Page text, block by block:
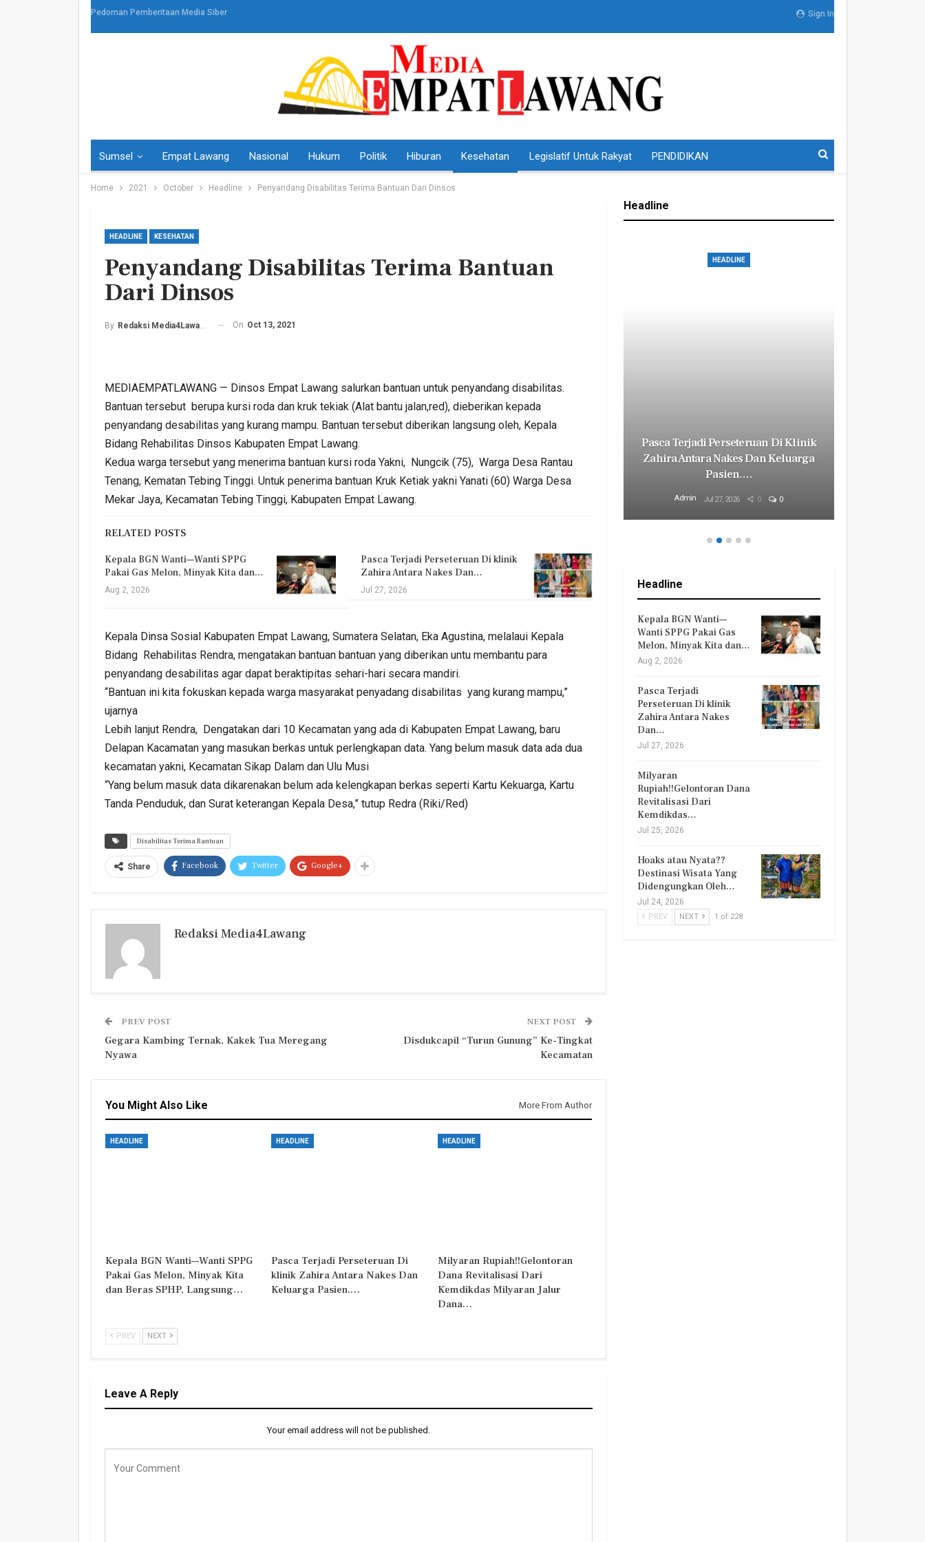
Sign In
Pedoman Pemberitaan Media Siber
Sumsel Empat Lawang Nasional Hukum Politik Hiburan Kesehatan Legislatif Untuk Rakyat PENDIDIKAN
Home 2021 October Headline Penyandang Disabilitas Terima Bantuan Dari Dinsos
HEADLINE KESEHATAN
Penyandang Disabilitas Terima Bantuan
Dari Dinsos
By Redaksi Media4Lawang On Oct 13, 2021
MEDIAEMPATLAWANG — Dinsos Empat Lawang salurkan bantuan untuk penyandang disabilitas.
Bantuan tersebut berupa kursi roda dan kruk tekiak (Alat bantu jalan,red), dieberikan kepada
penyandang desabilitas yang kurang mampu. Bantuan tersebut diberikan langsung oleh, Kepala
Bidang Rehabilitas Dinsos Kabupaten Empat Lawang.
Kedua warga tersebut yang menerima bantuan kursi roda Yakni, Nungcik (75), Warga Desa Rantau
Tenang, Kematan Tebing Tinggi. Untuk penerima bantuan Kruk Ketiak yakni Yanati (60) Warga Desa
Mekar Jaya, Kecamatan Tebing Tinggi, Kabupaten Empat Lawang.
RELATED POSTS
Kepala BGN Wanti—Wanti SPPG
Pakai Gas Melon, Minyak Kita dan…
Aug 2, 2026
Pasca Terjadi Perseteruan Di klinik
Zahira Antara Nakes Dan…
Jul 27, 2026
Kepala Dinsa Sosial Kabupaten Empat Lawang, Sumatera Selatan, Eka Agustina, melalaui Kepala
Bidang Rehabilitas Rendra, mengatakan bantuan bantuan yang diberikan untu membantu para
penyandang desabilitas agar dapat beraktipitas sehari-hari secara mandiri.
“Bantuan ini kita fokuskan kepada warga masyarakat penyadang disabilitas yang kurang mampu,”
ujarnya
Lebih lanjut Rendra, Dengatakan dari 10 Kecamatan yang ada di Kabupaten Empat Lawang, baru
Delapan Kacamatan yang masukan berkas untuk perlengkapan data. Yang belum masuk data ada dua
kecamatan yakni, Kecamatan Sikap Dalam dan Ulu Musi
“Yang belum masuk data dikarenakan belum ada kelengkapan berkas seperti Kartu Kekuarga, Kartu
Tanda Penduduk, dan Surat keterangan Kepala Desa,” tutup Redra (Riki/Red)
Disabilitas Terima Bantuan
Share Facebook Twitter Google+
Redaksi Media4Lawang
PREV POST
Gegara Kambing Ternak, Kakek Tua Meregang
Nyawa
NEXT POST
Disdukcapil “Turun Gunung” Ke-Tingkat
Kecamatan
You Might Also Like More From Author
HEADLINE
Kepala BGN Wanti—Wanti SPPG
Pakai Gas Melon, Minyak Kita
dan Beras SPHP, Langsung…
HEADLINE
Pasca Terjadi Perseteruan Di
klinik Zahira Antara Nakes Dan
Keluarga Pasien.…
HEADLINE
Milyaran Rupiah!!Gelontoran
Dana Revitalisasi Dari
Kemdikdas Milyaran Jalur
Dana…
PREV NEXT
Leave A Reply
Your email address will not be published.
Headline
HEADLINE
Harlah PKB Yang Ke 28. DPC PKB
Empat Lawang Gelar Giat Jum’at
Barokah
Admin Jul 17, 2026 0 0
HEADLINE
Pakai Gas Melon, Minyak Kita Dan
Beras SPHP,…
HEADLINE
Pasca Terjadi Perseteruan Di Klinik
Zahira Antara Nakes Dan Keluarga
Pasien.…
Admin Jul 27, 2026 0 0
Headline
Kepala BGN Wanti—
Wanti SPPG Pakai Gas
Melon, Minyak Kita dan…
Aug 2, 2026
Pasca Terjadi
Perseteruan Di klinik
Zahira Antara Nakes
Dan…
Jul 27, 2026
Milyaran
Rupiah!!Gelontoran Dana
Revitalisasi Dari
Kemdikdas…
Jul 25, 2026
Hoaks atau Nyata??
Destinasi Wisata Yang
Didengungkan Oleh…
Jul 24, 2026
PREV NEXT 1 of 228